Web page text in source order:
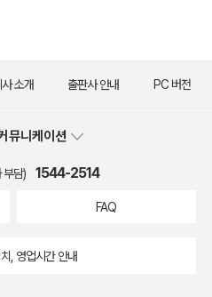
소개 출판사 안내 PC 버전
뮤니케이션
부담) 1544-2514
FAQ
, 영업시간 안내